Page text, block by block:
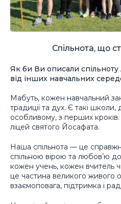
Спільнота, що
Як би Ви описали спільноту
від інших навчальних
Мабуть, кожен навчальний
традиції та дух. Є такі
особливому, з перших
ліцей святого Йосафата.
Наша спільнота — це
спільною вірою та любовʼю
кожен учень, кожен вчитель
це частина великого живого
взаємоповага, підтримка і